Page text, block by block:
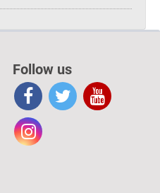
Follow us